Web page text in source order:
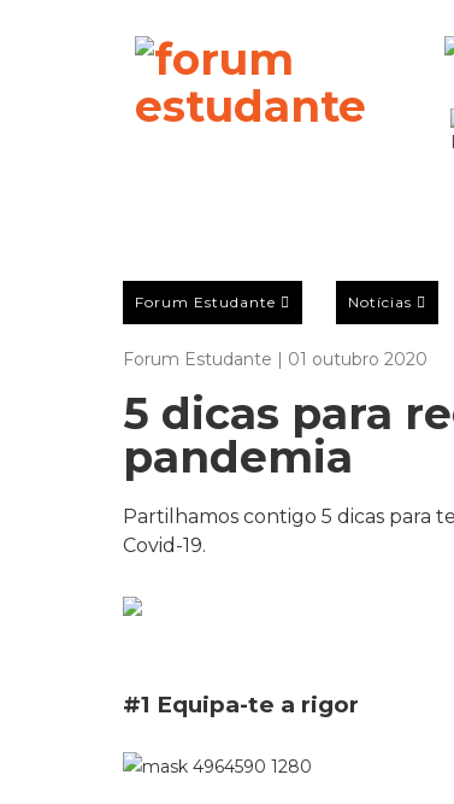
Forum Estudante Notícias
Forum Estudante | 01 outubro 2020
5 dicas para
pandemia
Partilhamos contigo 5 dicas para
Covid-19.
#1 Equipa-te a rigor